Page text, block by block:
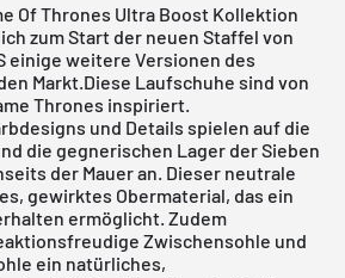
Of Thrones Ultra Boost Kollektion
zum Start der neuen Staffel von
einige weitere Versionen des
Markt.Diese Laufschuhe sind von
Thrones inspiriert.
und Details spielen auf die
die gegnerischen Lager der Sieben
der Mauer an. Dieser neutrale
gewirktes Obermaterial, das ein
ermöglicht. Zudem
Zwischensohle und
ein natürliches,